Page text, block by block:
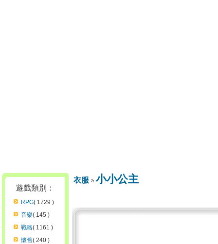
遊戲類別：
RPG( 1729 )
音樂( 145 )
戰略( 1161 )
懷舊( 240 )
衣服 小小公主